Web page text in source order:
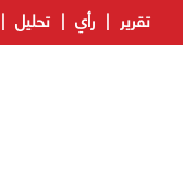
تقرير رأي تحليل